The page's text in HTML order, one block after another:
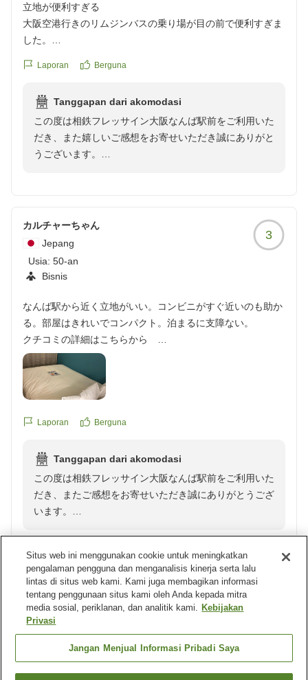
ざいません。
さいませ。スタッフ一同、心よりお待ちしております。
相鉄フレッサイン大阪なんば駅前 フロントスタッフ一
立地が便利すぎる
大阪空港行きのリムジンバスの乗り場が目の前で便利すぎま
した。
クチコミの詳細はこちらから
reviewId=33123478199326
Laporan Berguna
Tanggapan dari akomodasi
この度は相鉄フレッサイン大阪なんば駅前をご利用いた
だき、また嬉しいご感想をお寄せいただき誠にありがと
うございます。
たしました。
翌日に大阪空港をご利用のお客様には、多くの方からご
であれば幸いです。
また大阪へお越しの際にも、ぜひ当ホテルをご利用くだ
さいませ。スタッフ一同、心よりお待ちしております。
相鉄フレッサイン大阪なんば駅前 フロントスタッフ一
同
カルチャーちゃん
Jepang
Usia: 50-an
Bisnis
3
なんば駅から近く立地がいい。コンビニがすぐ近いのも助か
る。部屋はきれいでコンパクト。泊まるに支障ない。
クチコミの詳細はこちらから
https://review.travel.rakuten.co.jp/hotel/voice/173011?
reviewId=33123478187863
Laporan Berguna
Tanggapan dari akomodasi
この度は相鉄フレッサイン大阪なんば駅前をご利用いた
だき、またご感想をお寄せいただき誠にありがとうござ
います。
にご満足いただけたとのこと、大変嬉しく拝読いたしま
した。
また、お部屋につきましても「きれいでコンパクト」と
のお言葉をいただき、快適にお過ごしいただけたようで
安心しております。
これからも清潔で快適な空間づくりに努め、皆様に安心
Tamu terverifikasi
Pengulas tidak meninggalkan komentar
Berguna
Situs web ini menggunakan cookie untuk meningkatkan
pengalaman pengguna dan menganalisis kinerja serta lalu
lintas di situs web kami. Kami juga membagikan informasi
tentang penggunaan situs kami oleh Anda kepada mitra
media sosial, periklanan, dan analitik kami. Kebijakan
Privasi
Jangan Menjual Informasi Pribadi Saya